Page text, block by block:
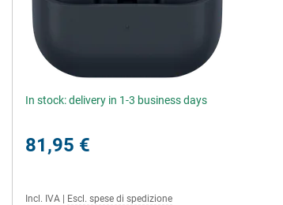
In stock: delivery in 1-3 business days
81,95 €
Incl. IVA Escl. spese di spedizione